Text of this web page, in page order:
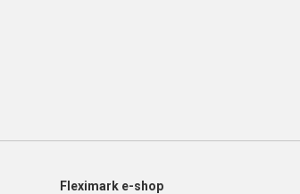
Fleximark e-shop